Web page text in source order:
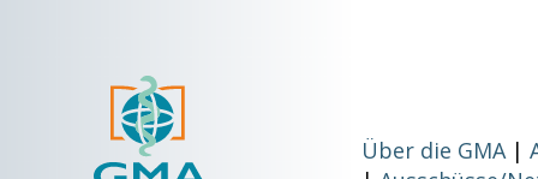
Über die GMA